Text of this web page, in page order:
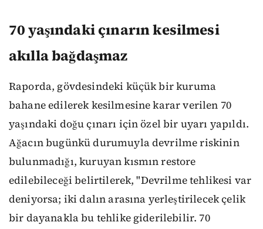
70 yaşındaki çınarın kesilmesi
akılla bağdaşmaz
Raporda, gövdesindeki küçük bir kuruma
bahane edilerek kesilmesine karar verilen 70
yaşındaki doğu çınarı için özel bir uyarı yapıldı.
Ağacın bugünkü durumuyla devrilme riskinin
bulunmadığı, kuruyan kısmın restore
edilebileceği belirtilerek, "Devrilme tehlikesi var
deniyorsa; iki dalın arasına yerleştirilecek çelik
bir dayanakla bu tehlike giderilebilir. 70